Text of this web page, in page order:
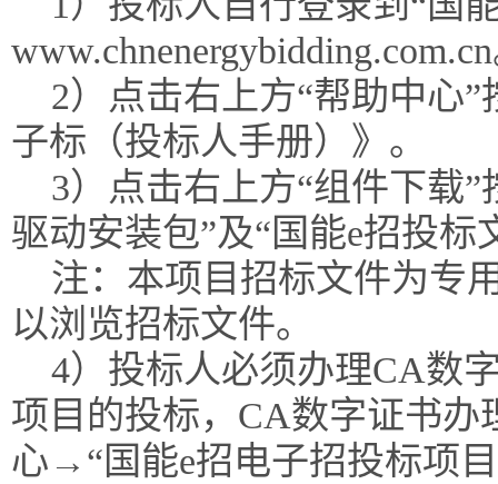
2）点击右上方“帮助中心
子标（投标人手册）》。
3）点击右上方“组件下载
驱动安装包”及“国能e招投标
注：本项目招标文件为专
以浏览招标文件。
4）投标人必须办理CA数
项目的投标，CA数字证书
心→“国能e招电子招投标项